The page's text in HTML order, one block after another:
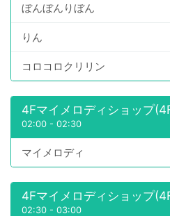
ぼんぼんりぼん
りん
コロコロクリリン
4Fマイメロディショップ
02:00 - 02:30
マイメロディ
4Fマイメロディショップ
02:30 - 03:00